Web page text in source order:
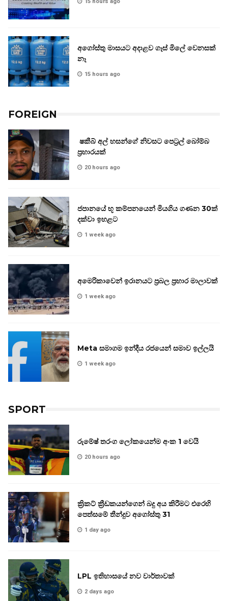
15 hours ago
අගෝස්තු මාසයට අදාළව ගෑස් මිලේ වෙනසක්
නෑ
15 hours ago
FOREIGN
ෂකීබ් අල් හසන්ගේ නිවසට පෙට්‍රල් බෝම්බ
ප්‍රහාරයක්
20 hours ago
ජපානයේ භූ කම්පනයෙන් මියගිය ගණන 30ක්
දක්වා ඉහළට
1 week ago
අමෙරිකාවෙන් ඉරානයට ප්‍රබල ප්‍රහාර මාලාවක්
1 week ago
Meta සමාගම ඉන්දීය රජයෙන් සමාව ඉල්ලයි
1 week ago
SPORT
රුමේෂ් තරංග ලෝකයෙන්ම අංක 1 වෙයි
20 hours ago
ක්‍රිකට් ක්‍රීඩකයන්ගෙන් බදු අය කිරීමට එරෙහි
පෙත්සමේ තීන්දුව අගෝස්තු 31
1 day ago
LPL ඉතිහාසයේ නව වාර්තාවක්
2 days ago